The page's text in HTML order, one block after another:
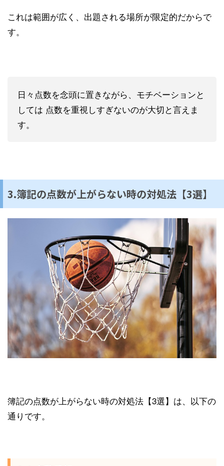
これは範囲が広く、出題される場所が限定的だからで
す。
日々点数を念頭に置きながら、モチベーションと
しては 点数を重視しすぎないのが大切と言えま
す。
3.簿記の点数が上がらない時の対処法【3選】
簿記の点数が上がらない時の対処法【3選】は、以下の
通りです。